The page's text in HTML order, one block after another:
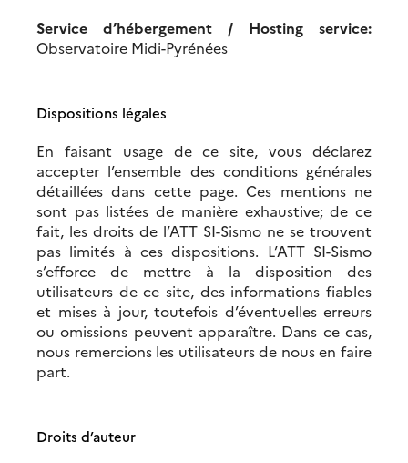
Service d’hébergement / Hosting service:
Observatoire Midi-Pyrénées
Dispositions légales
En faisant usage de ce site, vous déclarez
accepter l’ensemble des conditions générales
détaillées dans cette page. Ces mentions ne
sont pas listées de manière exhaustive; de ce
fait, les droits de l’ATT SI-Sismo ne se trouvent
pas limités à ces dispositions. L’ATT SI-Sismo
s’efforce de mettre à la disposition des
utilisateurs de ce site, des informations fiables
et mises à jour, toutefois d’éventuelles erreurs
ou omissions peuvent apparaître. Dans ce cas,
nous remercions les utilisateurs de nous en faire
part.
Droits d’auteur